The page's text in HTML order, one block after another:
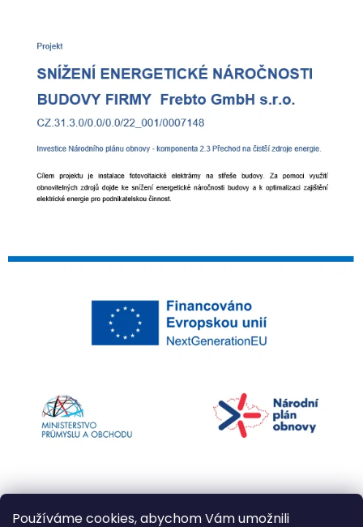
Používáme cookies, abychom Vám umožnili